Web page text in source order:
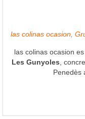
las colinas ocasion,
las colinas ocasion
Les Gunyoles ,
Penedès